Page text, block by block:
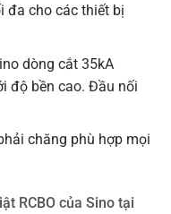
đa cho các thiết bị
dòng cắt 35kA
độ bền cao. Đầu nối
chăng phù hợp mọi
RCBO của Sino tại